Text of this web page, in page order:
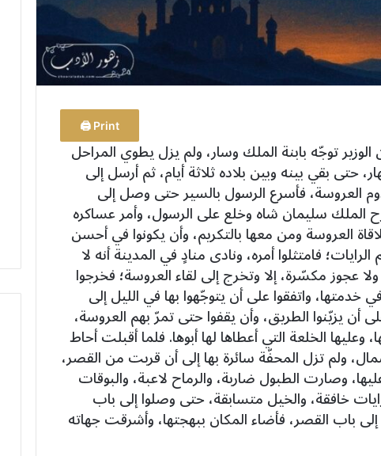
Print 🖨
توجّه بابنة الملك وسار، ولم يزل يطوي المراحل
حتى بقي بينه وبين بلاده ثلاثة أيام، ثم أرسل إلى
العروسة، فأسرع الرسول بالسير حتى وصل إلى
الملك سليمان شاه وخلع على الرسول، وأمر عساكره
العروسة ومن معها بالتكريم، وأن يكونوا في أحسن
فامتثلوا أمره، ونادى منادٍ في المدينة أنه لا
عجوز مكسّرة، إلا وتخرج إلى لقاء العروسة؛ فخرجوا
خدمتها، واتفقوا على أن يتوجّهوا بها في الليل إلى
أن يزيّنوا الطريق، وأن يقفوا حتى تمرّ بهم العروسة،
وعليها الخلعة التي أعطاها لها أبوها. فلما أقبلت أحاط
ولم تزل المحفّة سائرة بها إلى أن قربت من القصر،
وصارت الطبول ضاربة، والرماح لاعبة، والبوقات
خافقة، والخيل متسابقة، حتى وصلوا إلى باب
باب القصر، فأضاء المكان ببهجتها، وأشرقت جهاته